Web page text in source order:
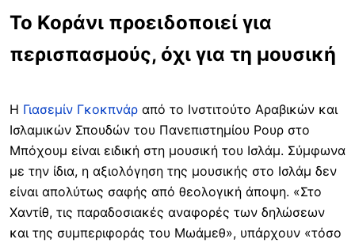
Το Κοράνι προειδοποιεί για
περισπασμούς, όχι για τη μουσική
Η Γιασεμίν Γκοκπνάρ από το Ινστιτούτο Αραβικών και
Ισλαμικών Σπουδών του Πανεπιστημίου Ρουρ στο
Μπόχουμ είναι ειδική στη μουσική του Ισλάμ. Σύμφωνα
με την ίδια, η αξιολόγηση της μουσικής στο Ισλάμ δεν
είναι απολύτως σαφής από θεολογική άποψη. «Στο
Χαντίθ, τις παραδοσιακές αναφορές των δηλώσεων
και της συμπεριφοράς του Μωάμεθ», υπάρχουν «τόσο